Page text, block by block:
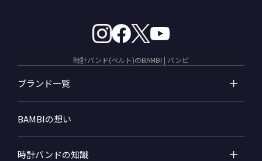
時計バンド(ベルト)のBAMBI | バンビ
ブランド一覧
BAMBIの想い
時計バンドの知識